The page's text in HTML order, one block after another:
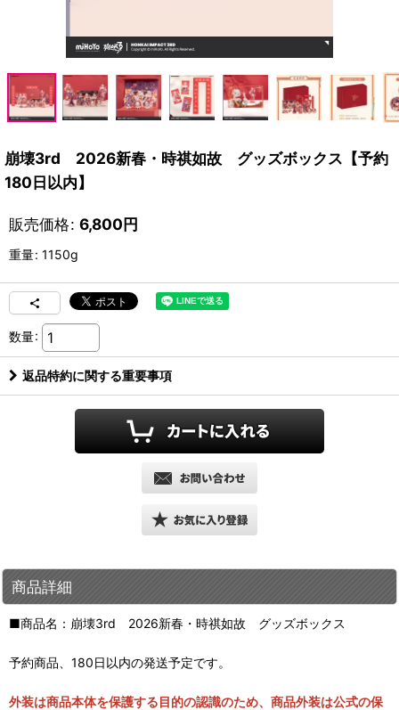
崩壊3rd 2026新春・時祺如故 グッズボックス【予約
180日以内】
販売価格: 6,800円
重量: 1150g
数量:
返品特約に関する重要事項
商品詳細
■商品名：崩壊3rd 2026新春・時祺如故 グッズボックス
予約商品、180日以内の発送予定です。
外装は商品本体を保護する目的の認識のため、商品外装は公式の保